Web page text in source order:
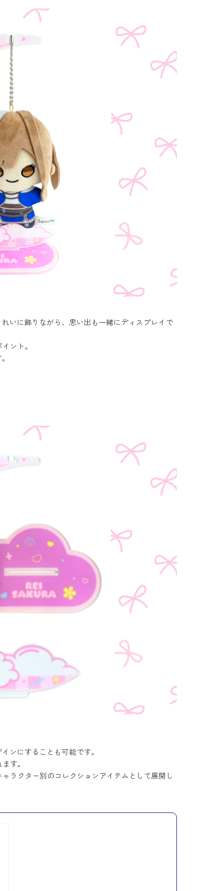
いに飾りながら、思い出も一緒にディスプレイで
ント。
ンにすることも可能です。
す。
ラクター別のコレクションアイテムとして展開し